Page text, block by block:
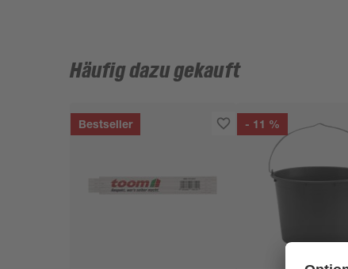
Häufig dazu gekauft
Bestseller - 11 %